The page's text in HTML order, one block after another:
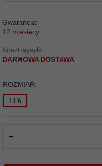
Gwarancja:
12 miesięcy
Koszt wysyłki:
DARMOWA DOSTAWA
ROZMIAR:
11'6